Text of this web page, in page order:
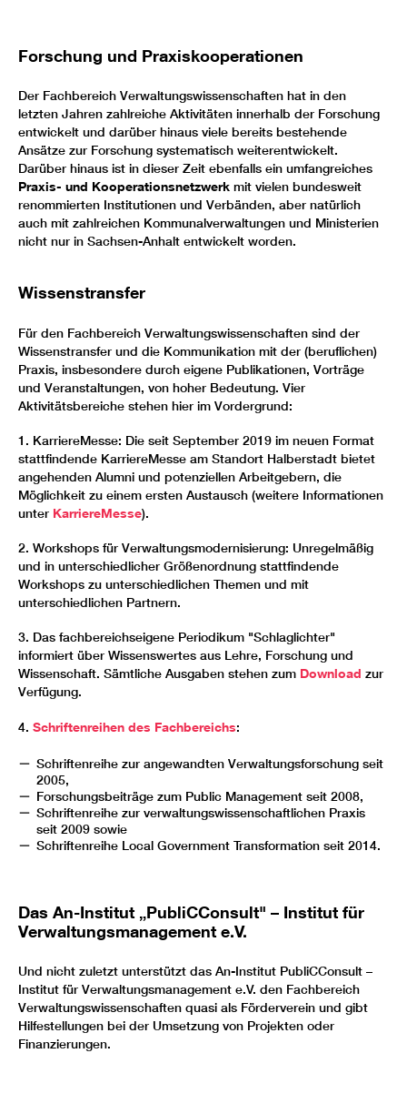
Forschung und Praxiskooperationen
Der Fachbereich Verwaltungswissenschaften hat in den
letzten Jahren zahlreiche Aktivitäten innerhalb der Forschung
entwickelt und darüber hinaus viele bereits bestehende
Ansätze zur Forschung systematisch weiterentwickelt.
Darüber hinaus ist in dieser Zeit ebenfalls ein umfangreiches
Praxis- und Kooperationsnetzwerk mit vielen bundesweit
renommierten Institutionen und Verbänden, aber natürlich
auch mit zahlreichen Kommunalverwaltungen und Ministerien
nicht nur in Sachsen-Anhalt entwickelt worden.
Wissenstransfer
Für den Fachbereich Verwaltungswissenschaften sind der
Wissenstransfer und die Kommunikation mit der (beruflichen)
Praxis, insbesondere durch eigene Publikationen, Vorträge
und Veranstaltungen, von hoher Bedeutung. Vier
Aktivitätsbereiche stehen hier im Vordergrund:
1. KarriereMesse: Die seit September 2019 im neuen Format
stattfindende KarriereMesse am Standort Halberstadt bietet
angehenden Alumni und potenziellen Arbeitgebern, die
Möglichkeit zu einem ersten Austausch (weitere Informationen
unter KarriereMesse).
2. Workshops für Verwaltungsmodernisierung: Unregelmäßig
und in unterschiedlicher Größenordnung stattfindende
Workshops zu unterschiedlichen Themen und mit
unterschiedlichen Partnern.
3. Das fachbereichseigene Periodikum "Schlaglichter"
informiert über Wissenswertes aus Lehre, Forschung und
Wissenschaft. Sämtliche Ausgaben stehen zum Download zur
Verfügung.
4. Schriftenreihen des Fachbereichs:
Schriftenreihe zur angewandten Verwaltungsforschung seit
2005,
Forschungsbeiträge zum Public Management seit 2008,
Schriftenreihe zur verwaltungswissenschaftlichen Praxis
seit 2009 sowie
Schriftenreihe Local Government Transformation seit 2014.
Das An-Institut „PubliCConsult" – Institut für
Verwaltungsmanagement e.V.
Und nicht zuletzt unterstützt das An-Institut PubliCConsult –
Institut für Verwaltungsmanagement e.V. den Fachbereich
Verwaltungswissenschaften quasi als Förderverein und gibt
Hilfestellungen bei der Umsetzung von Projekten oder
Finanzierungen.